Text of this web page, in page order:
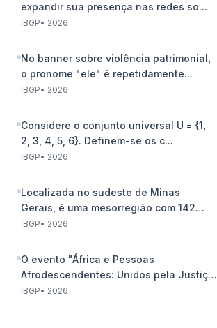
expandir sua presença nas redes so...
IBGP• 2026
No banner sobre violência patrimonial,
o pronome "ele" é repetidamente...
IBGP• 2026
Considere o conjunto universal U = {1,
2, 3, 4, 5, 6}. Definem-se os c...
IBGP• 2026
Localizada no sudeste de Minas
Gerais, é uma mesorregião com 142
munic...
IBGP• 2026
O evento "África e Pessoas
Afrodescendentes: Unidos pela Justiça
Resta...
IBGP• 2026